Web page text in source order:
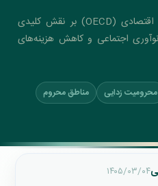
گزارش سازمان همکاری و توسعه اقتصادی (OECD) بر نقش کلیدی
اجتماعی و کاهش هزینه‌های
محرومیت زدایی
مناطق محروم
۱۴۰۵/۰۳/۰۴